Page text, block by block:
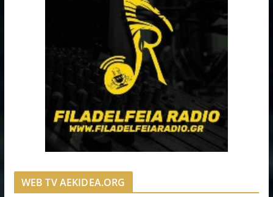
WEB TV AEKIDEA.ORG